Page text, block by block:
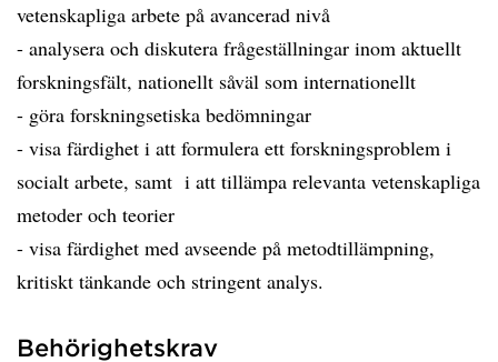
vetenskapliga arbete på avancerad nivå
- analysera och diskutera frågeställningar inom aktuellt
forskningsfält, nationellt såväl som internationellt
- göra forskningsetiska bedömningar
- visa färdighet i att formulera ett forskningsproblem i
socialt arbete, samt i att tillämpa relevanta vetenskapliga
metoder och teorier
- visa färdighet med avseende på metodtillämpning,
kritiskt tänkande och stringent analys.
Behörighetskrav